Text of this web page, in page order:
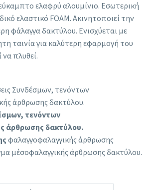
ελαφρύ αλουμίνιο. Εσωτερική
ελαστικό FOAM. Ακινητοποιεί την
φάλαγγα δακτύλου. Ενισχύεται με
ταινία για καλύτερη εφαρμογή του
πλυθεί.
Συνδέσμων, τενόντων
άρθρωσης δακτύλου.
τενόντων
άρθρωσης δακτύλου.
φαλαγγοφαλαγγικής άρθρωσης
μέσοφαλαγγικής άρθρωσης δακτύλου.